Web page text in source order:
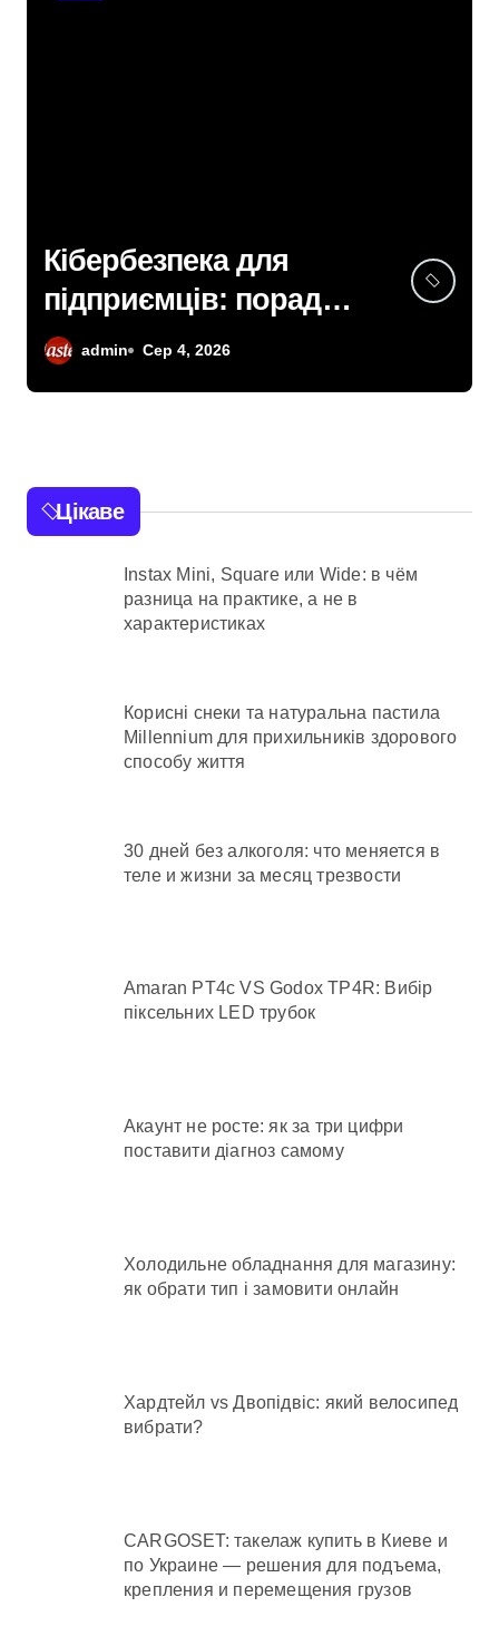
Кібербезпека для
підприємців: поради
поліції Київщини для
admin Сер 4, 2026
Цікаве
Instax Mini, Square или Wide: в чём
разница на практике, а не в
характеристиках
Корисні снеки та натуральна пастила
Millennium для прихильників здорового
способу життя
30 дней без алкоголя: что меняется в
теле и жизни за месяц трезвости
Amaran PT4c VS Godox TP4R: Вибір
піксельних LED трубок
Акаунт не росте: як за три цифри
поставити діагноз самому
Холодильне обладнання для магазину:
як обрати тип і замовити онлайн
Хардтейл vs Двопідвіс: який велосипед
вибрати?
CARGOSET: такелаж купить в Киеве и
по Украине — решения для подъема,
крепления и перемещения грузов